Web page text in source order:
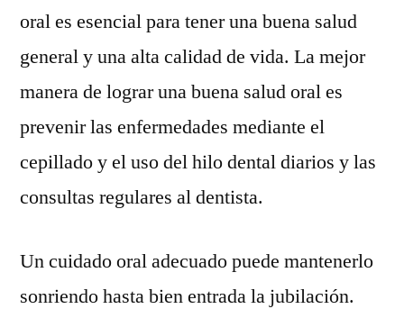
oral es esencial para tener una buena salud
general y una alta calidad de vida. La mejor
manera de lograr una buena salud oral es
prevenir las enfermedades mediante el
cepillado y el uso del hilo dental diarios y las
consultas regulares al dentista.
Un cuidado oral adecuado puede mantenerlo
sonriendo hasta bien entrada la jubilación.